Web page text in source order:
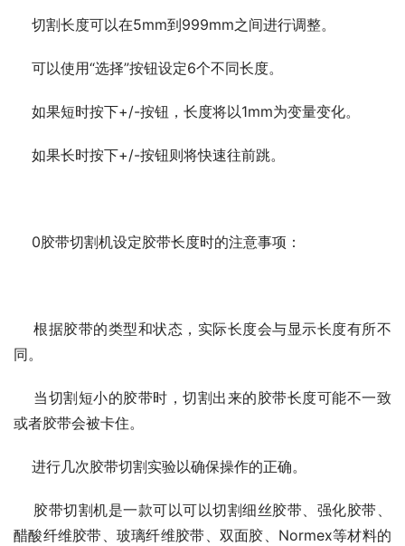
    切割长度可以在5mm到999mm之间进行调整。
    可以使用“选择”按钮设定6个不同长度。
    如果短时按下+/-按钮，长度将以1mm为变量变化。
    如果长时按下+/-按钮则将快速往前跳。
    0胶带切割机设定胶带长度时的注意事项：
同。
或者胶带会被卡住。
    进行几次胶带切割实验以确保操作的正确。
醋酸纤维胶带、玻璃纤维胶带、双面胶、Normex等材料的